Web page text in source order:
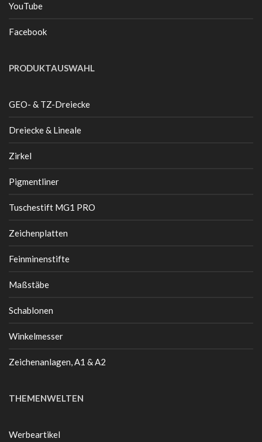
YouTube
Facebook
PRODUKTAUSWAHL
GEO- & TZ-Dreiecke
Dreiecke & Lineale
Zirkel
Pigmentliner
Tuschestift MG1 PRO
Zeichenplatten
Feinminenstifte
Maßstäbe
Schablonen
Winkelmesser
Zeichenanlagen, A1 & A2
THEMENWELTEN
Werbeartikel